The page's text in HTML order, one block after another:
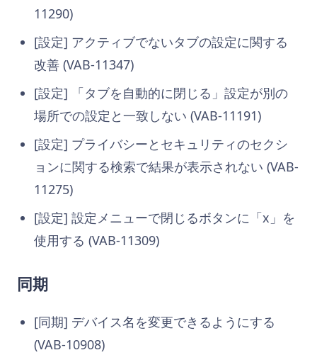
11290)
[設定] アクティブでないタブの設定に関する
改善 (VAB-11347)
[設定] 「タブを自動的に閉じる」設定が別の
場所での設定と一致しない (VAB-11191)
[設定] プライバシーとセキュリティのセクシ
ョンに関する検索で結果が表示されない (VAB-
11275)
[設定] 設定メニューで閉じるボタンに「x」を
使用する (VAB-11309)
同期
[同期] デバイス名を変更できるようにする
(VAB-10908)